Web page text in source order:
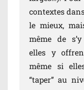
contextes
le mieux,
même de
elles y
même si
“taper” au